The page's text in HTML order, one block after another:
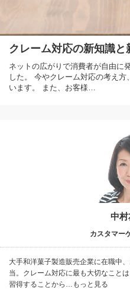
クレーム対応の新知識と
ネットの広がりで消費者が自由に
した。 今やクレーム対応の考え
います。 また、お客様…
中村
カスタマー
大手和洋菓子製造販売企業に在職中
当。クレーム対応に最も大切なこと
習得することから…もっと見る